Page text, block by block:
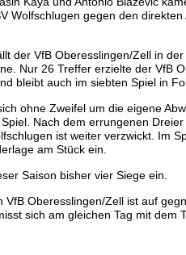
Wolfschlugen gegen den
der VfB Oberesslingen/Zell in
Nur 26 Treffer erzielte der VfB
bleibt auch im siebten Spiel in
ohne Zweifel um die eigene
Nach dem errungenen
ist weiter verzwickt. Im
am Stück ein.
Saison bisher vier Siege ein.
VfB Oberesslingen/Zell ist auf
sich am gleichen Tag mit dem